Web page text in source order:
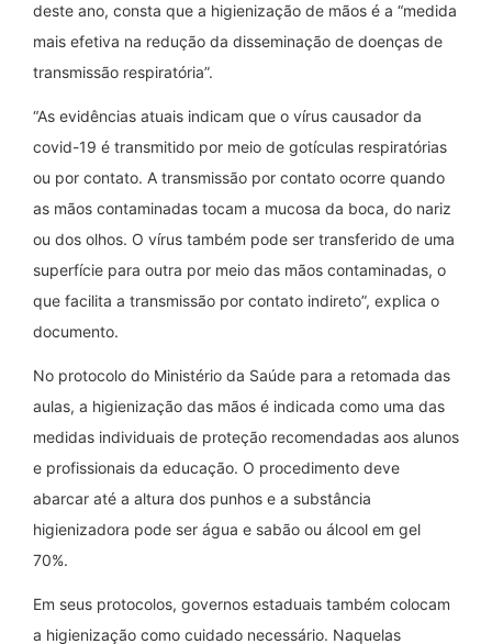
deste ano, consta que a higienização de mãos é a “medida
mais efetiva na redução da disseminação de doenças de
transmissão respiratória”.
“As evidências atuais indicam que o vírus causador da
covid-19 é transmitido por meio de gotículas respiratórias
ou por contato. A transmissão por contato ocorre quando
as mãos contaminadas tocam a mucosa da boca, do nariz
ou dos olhos. O vírus também pode ser transferido de uma
superfície para outra por meio das mãos contaminadas, o
que facilita a transmissão por contato indireto”, explica o
documento.
No protocolo do Ministério da Saúde para a retomada das
aulas, a higienização das mãos é indicada como uma das
medidas individuais de proteção recomendadas aos alunos
e profissionais da educação. O procedimento deve
abarcar até a altura dos punhos e a substância
higienizadora pode ser água e sabão ou álcool em gel
70%.
Em seus protocolos, governos estaduais também colocam
a higienização como cuidado necessário. Naquelas